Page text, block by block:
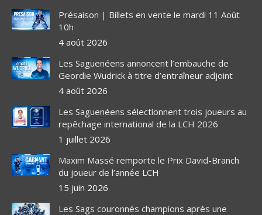
Présaison | Billets en vente le mardi 11 Août
10h
4 août 2026
Les Saguenéens annoncent l’embauche de
Geordie Wudrick à titre d’entraîneur adjoint
4 août 2026
Les Saguenéens sélectionnent trois joueurs au
repêchage international de la LCH 2026
1 juillet 2026
Maxim Massé remporte le Prix David-Branch
du joueur de l’année LCH
15 juin 2026
Les Sags couronnés champions après une